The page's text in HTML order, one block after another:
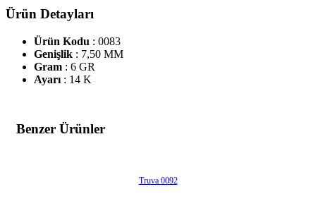
Ürün Detayları
Ürün Kodu : 0083
Genişlik : 7,50 MM
Gram : 6 GR
Ayarı : 14 K
Benzer Ürünler
Truva 0092